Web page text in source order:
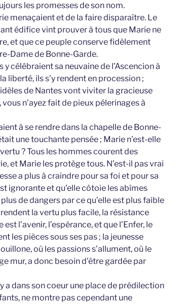
les promesses de son nom.
menaçaient et de la faire disparaître. Le
édifice vint prouver à tous que Marie ne
et que ce peuple conserve fidèlement
Dame de Bonne-Garde.
célébraient sa neuvaine de l’Ascencion à
liberté, ils s’y rendent en procession ;
de Nantes vont viviter la gracieuse
n’ayez fait de pieux pélerinages à
à se rendre dans la chapelle de Bonne-
une touchante pensée ; Marie n’est-elle
? Tous les hommes courent des
et Marie les protège tous. N’est-il pas vrai
a plus à craindre pour sa foi et pour sa
ignorante et qu’elle côtoie les abîmes
de dangers par ce qu’elle est plus faible
la vertu plus facile, la résistance
l’avenir, l’espérance, et que l’Enfer, le
les pièces sous ses pas ; la jeunesse
où les passions s’allument, où le
mur, a donc besoin d’être gardée par
a dans son coeur une place de prédilection
ne montre pas cependant une